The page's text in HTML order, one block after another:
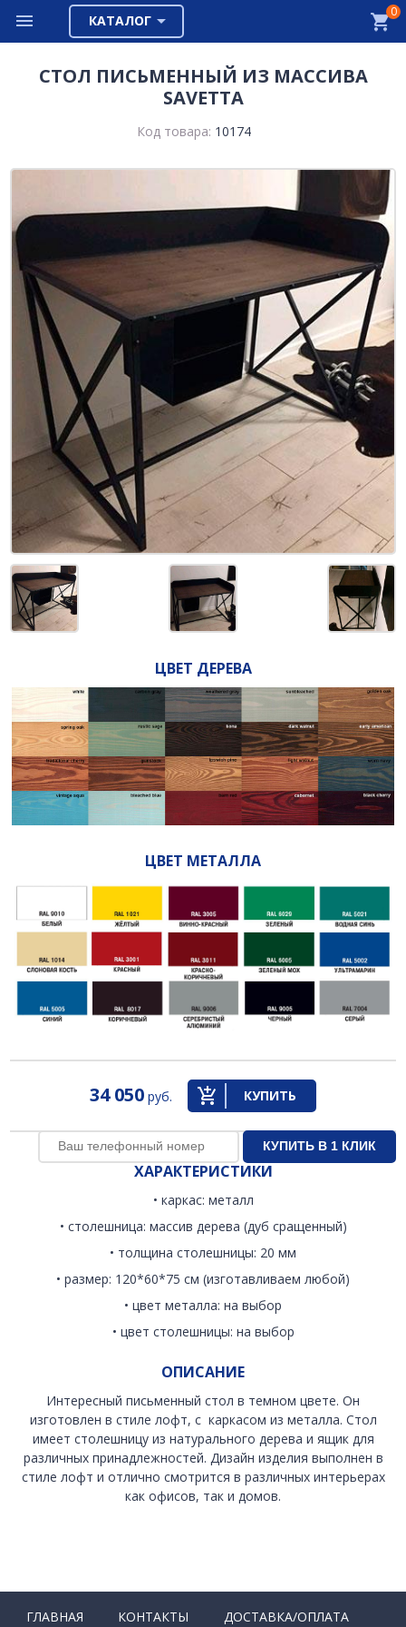
КАТАЛОГ
0
СТОЛ ПИСЬМЕННЫЙ ИЗ МАССИВА
SAVETTA
Код товара: 10174
ЦВЕТ ДЕРЕВА
ЦВЕТ МЕТАЛЛА
34 050 руб. КУПИТЬ
ХАРАКТЕРИСТИКИ
• каркас: металл
• столешница: массив дерева (дуб сращенный)
• толщина столешницы: 20 мм
• размер: 120*60*75 см (изготавливаем любой)
• цвет металла: на выбор
• цвет столешницы: на выбор
ОПИСАНИЕ
Интересный письменный стол в темном цвете. Он
изготовлен в стиле лофт, с каркасом из металла. Стол
имеет столешницу из натурального дерева и ящик для
различных принадлежностей. Дизайн изделия выполнен в
стиле лофт и отлично смотрится в различных интерьерах
как офисов, так и домов.
ГЛАВНАЯ КОНТАКТЫ ДОСТАВКА/ОПЛАТА